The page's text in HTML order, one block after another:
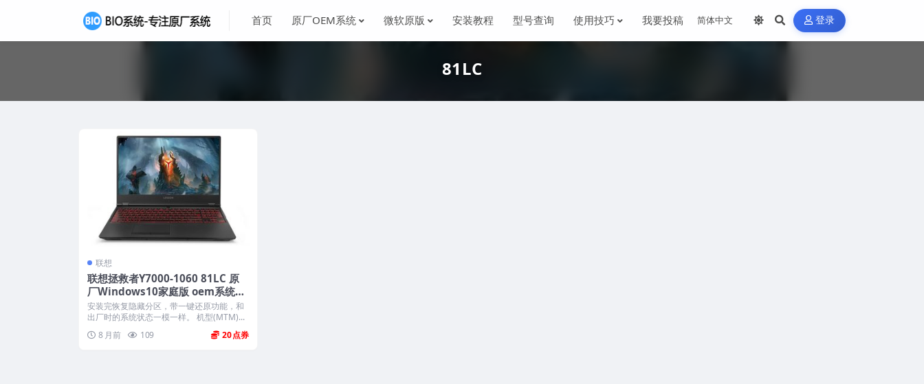
首页 原厂OEM系统 微软原版 安装教程 型号查询 使用技巧 我要投稿 登录
81LC
联想
联想拯救者Y7000-1060 81LC 原
厂Windows10家庭版 oem系统镜
像下载
安装完恢复隐藏分区，带一键还原功能，和
出厂时的系统状态一模一样。 机型(MTM)...
8 月前
109 20